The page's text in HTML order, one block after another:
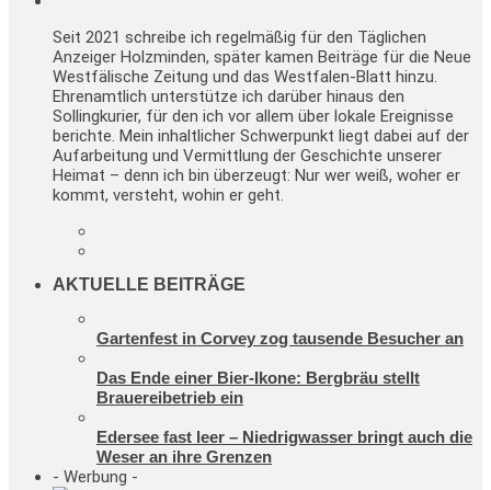
Seit 2021 schreibe ich regelmäßig für den Täglichen
Anzeiger Holzminden, später kamen Beiträge für die Neue
Westfälische Zeitung und das Westfalen-Blatt hinzu.
Ehrenamtlich unterstütze ich darüber hinaus den
Sollingkurier, für den ich vor allem über lokale Ereignisse
berichte. Mein inhaltlicher Schwerpunkt liegt dabei auf der
Aufarbeitung und Vermittlung der Geschichte unserer
Heimat – denn ich bin überzeugt: Nur wer weiß, woher er
kommt, versteht, wohin er geht.
AKTUELLE BEITRÄGE
Gartenfest in Corvey zog tausende Besucher an
Das Ende einer Bier-Ikone: Bergbräu stellt
Brauereibetrieb ein
Edersee fast leer – Niedrigwasser bringt auch die
Weser an ihre Grenzen
- Werbung -